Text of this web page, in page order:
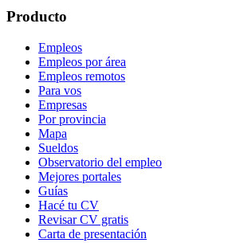
Producto
Empleos
Empleos por área
Empleos remotos
Para vos
Empresas
Por provincia
Mapa
Sueldos
Observatorio del empleo
Mejores portales
Guías
Hacé tu CV
Revisar CV gratis
Carta de presentación